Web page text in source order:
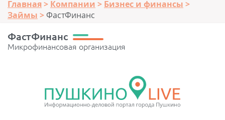
Главная Компании
Бизнес и финансы
Займы
ФастФинанс
ФастФинанс
Микрофинансовая организация